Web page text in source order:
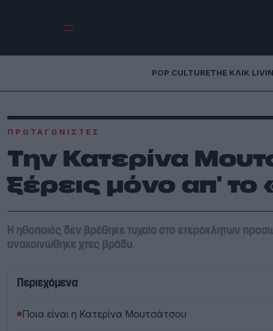
POP CULTURETHE ΚΛΙΚ
ΠΡΩΤΑΓΩΝΙΣΤΈΣ
Την Κατερίνα
ξέρεις μόνο απ’
Η ηθοποιός δεν βρέθηκε τυχαία στο ετερόκλητων
ανακοινώθηκε χτες βράδυ.
Περιεχόμενα
Ποια είναι η Κατερίνα Μουτσάτσου